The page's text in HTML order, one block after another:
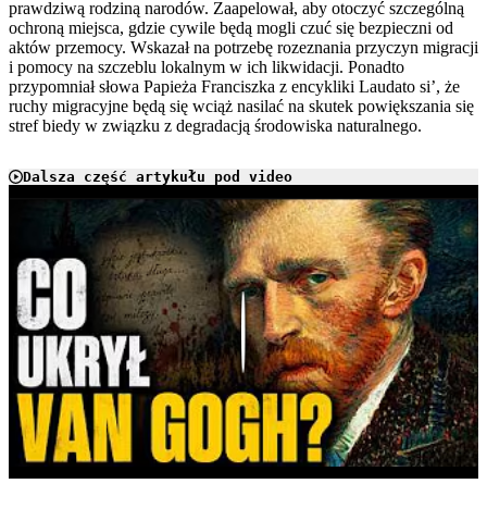
prawdziwą rodziną narodów. Zaapelował, aby otoczyć szczególną
ochroną miejsca, gdzie cywile będą mogli czuć się bezpieczni od
aktów przemocy. Wskazał na potrzebę rozeznania przyczyn migracji
i pomocy na szczeblu lokalnym w ich likwidacji. Ponadto
przypomniał słowa Papieża Franciszka z encykliki Laudato si’, że
ruchy migracyjne będą się wciąż nasilać na skutek powiększania się
stref biedy w związku z degradacją środowiska naturalnego.
Dalsza część artykułu pod video
Play